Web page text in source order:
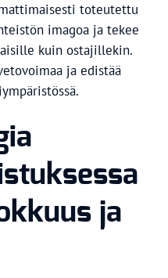
toteutettu
imagoa ja tekee
kuin ostajillekin.
ja edistää
ja